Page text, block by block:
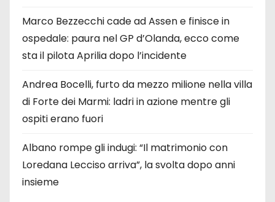
Marco Bezzecchi cade ad Assen e finisce in
ospedale: paura nel GP d’Olanda, ecco come
sta il pilota Aprilia dopo l’incidente
Andrea Bocelli, furto da mezzo milione nella villa
di Forte dei Marmi: ladri in azione mentre gli
ospiti erano fuori
Albano rompe gli indugi: “Il matrimonio con
Loredana Lecciso arriva”, la svolta dopo anni
insieme